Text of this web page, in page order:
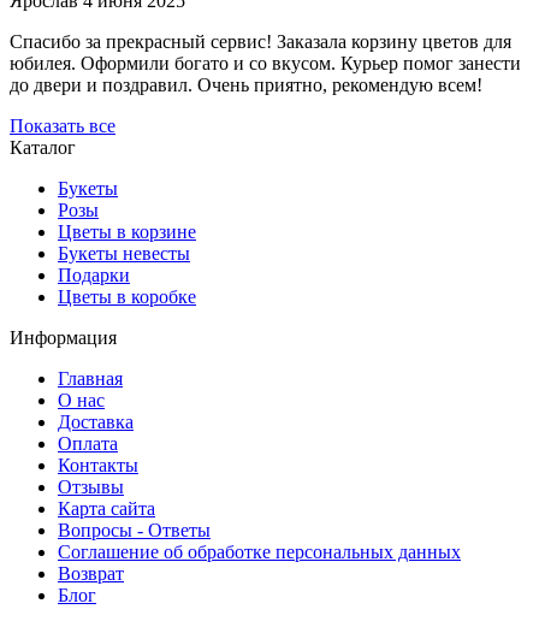
Спасибо за прекрасный сервис! Заказала корзину цветов для
юбилея. Оформили богато и со вкусом. Курьер помог занести
до двери и поздравил. Очень приятно, рекомендую всем!
Показать все
Каталог
Букеты
Розы
Цветы в корзине
Букеты невесты
Подарки
Цветы в коробке
Информация
Главная
О нас
Доставка
Оплата
Контакты
Отзывы
Карта сайта
Вопросы - Ответы
Соглашение об обработке персональных данных
Возврат
Блог